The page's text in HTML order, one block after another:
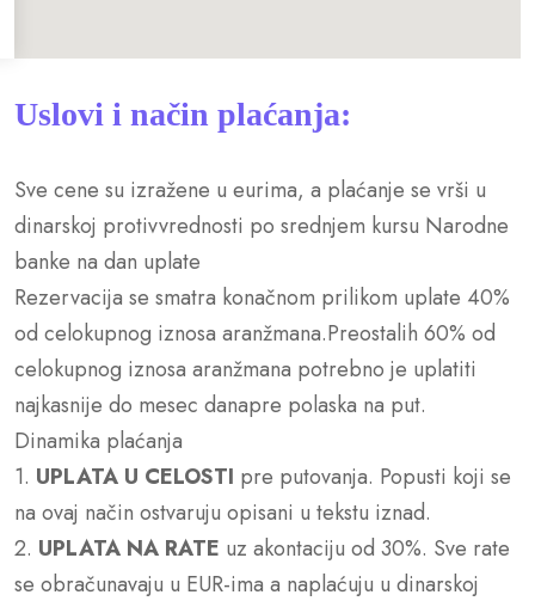
Uslovi i način plaćanja:
Sve cene su izražene u eurima, a plaćanje se vrši u
dinarskoj protivvrednosti po srednjem kursu Narodne
banke na dan uplate
Rezervacija se smatra konačnom prilikom uplate 40%
od celokupnog iznosa aranžmana.Preostalih 60% od
celokupnog iznosa aranžmana potrebno je uplatiti
najkasnije do mesec danapre polaska na put.
Dinamika plaćanja
1. UPLATA U CELOSTI pre putovanja. Popusti koji se
na ovaj način ostvaruju opisani u tekstu iznad.
2. UPLATA NA RATE uz akontaciju od 30%. Sve rate
se obračunavaju u EUR-ima a naplaćuju u dinarskoj